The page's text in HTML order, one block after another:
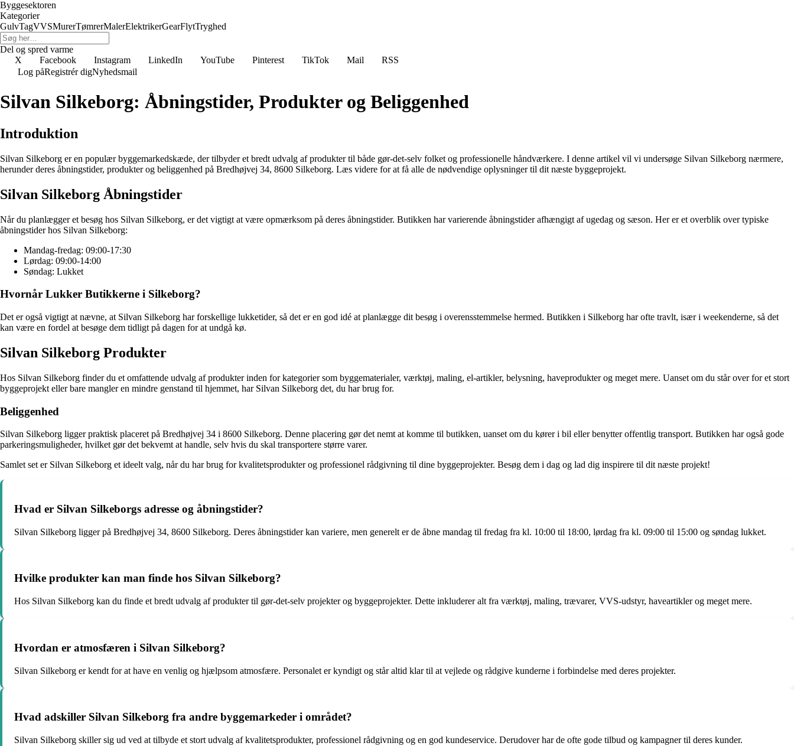
Byggesektoren
Kategorier
GulvTagVVSMurerTømrerMalerElektrikerGearFlytTryghed
Del og spred varme
X
Facebook Instagram LinkedIn YouTube Pinterest TikTok Mail
RSS
Log påRegistrér digNyhedsmail
Silvan Silkeborg: Åbningstider, Produkter og Beliggenhed
Introduktion
Silvan Silkeborg er en populær byggemarkedskæde, der tilbyder et bredt udvalg af produkter til både gør-det-selv folket og professionelle håndværkere. I denne artikel vil vi undersøge Silvan Silkeborg nærmere,
herunder deres åbningstider, produkter og beliggenhed på Bredhøjvej 34, 8600 Silkeborg. Læs videre for at få alle de nødvendige oplysninger til dit næste byggeprojekt.
Silvan Silkeborg Åbningstider
Når du planlægger et besøg hos Silvan Silkeborg, er det vigtigt at være opmærksom på deres åbningstider. Butikken har varierende åbningstider afhængigt af ugedag og sæson. Her er et overblik over typiske
åbningstider hos Silvan Silkeborg:
Mandag-fredag: 09:00-17:30
Lørdag: 09:00-14:00
Søndag: Lukket
Hvornår Lukker Butikkerne i Silkeborg?
Det er også vigtigt at nævne, at Silvan Silkeborg har forskellige lukketider, så det er en god idé at planlægge dit besøg i overensstemmelse hermed. Butikken i Silkeborg har ofte travlt, især i weekenderne, så det
kan være en fordel at besøge dem tidligt på dagen for at undgå kø.
Silvan Silkeborg Produkter
Hos Silvan Silkeborg finder du et omfattende udvalg af produkter inden for kategorier som byggematerialer, værktøj, maling, el-artikler, belysning, haveprodukter og meget mere. Uanset om du står over for et stort
byggeprojekt eller bare mangler en mindre genstand til hjemmet, har Silvan Silkeborg det, du har brug for.
Beliggenhed
Silvan Silkeborg ligger praktisk placeret på Bredhøjvej 34 i 8600 Silkeborg. Denne placering gør det nemt at komme til butikken, uanset om du kører i bil eller benytter offentlig transport. Butikken har også gode
parkeringsmuligheder, hvilket gør det bekvemt at handle, selv hvis du skal transportere større varer.
Samlet set er Silvan Silkeborg et ideelt valg, når du har brug for kvalitetsprodukter og professionel rådgivning til dine byggeprojekter. Besøg dem i dag og lad dig inspirere til dit næste projekt!
Hvad er Silvan Silkeborgs adresse og åbningstider?
Silvan Silkeborg ligger på Bredhøjvej 34, 8600 Silkeborg. Deres åbningstider kan variere, men generelt er de åbne mandag til fredag fra kl. 10:00 til 18:00, lørdag fra kl. 09:00 til 15:00 og søndag lukket.
Hvilke produkter kan man finde hos Silvan Silkeborg?
Hos Silvan Silkeborg kan du finde et bredt udvalg af produkter til gør-det-selv projekter og byggeprojekter. Dette inkluderer alt fra værktøj, maling, trævarer, VVS-udstyr, haveartikler og meget mere.
Hvordan er atmosfæren i Silvan Silkeborg?
Silvan Silkeborg er kendt for at have en venlig og hjælpsom atmosfære. Personalet er kyndigt og står altid klar til at vejlede og rådgive kunderne i forbindelse med deres projekter.
Hvad adskiller Silvan Silkeborg fra andre byggemarkeder i området?
Silvan Silkeborg skiller sig ud ved at tilbyde et stort udvalg af kvalitetsprodukter, professionel rådgivning og en god kundeservice. Derudover har de ofte gode tilbud og kampagner til deres kunder.